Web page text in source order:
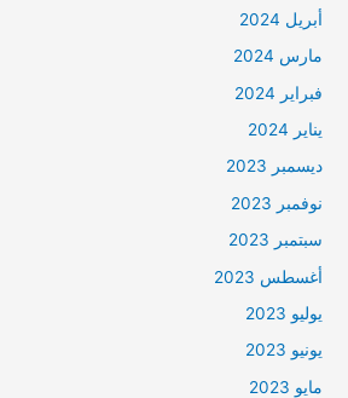
أبريل 2024
مارس 2024
فبراير 2024
يناير 2024
ديسمبر 2023
نوفمبر 2023
سبتمبر 2023
أغسطس 2023
يوليو 2023
يونيو 2023
مايو 2023